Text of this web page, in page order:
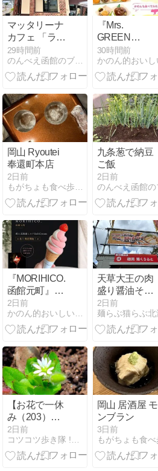
マッタリーナ
カフェ 「ラン
チDセット」
29時間前
『Mrs.
GREEN
APPLE×Mister
Donut』ミセ
スとミスドが
売の全4種類
「ミセスドー
ナツ」を食べ
てみた♪
30時間前
岡山 Ryoutei
奉還町本店
2日前
もがちょも食べ歩きde飲み歩き
九条葱で納豆
ご飯
2日前
『MORIHICO.
函館元町』8/1
発売！【苺と
北海道産ミル
クソフトクリ
アウト開始♪イ
ートイン限定
【苺サンデ
ー】も登場！
2日前
かのん的おいしい函館
天草大王の肉
盛り醤油そば
@麺房 鶏くら
ふと(大阪府)
2026ラーメン
メンショー
2026#9
2日前
【お花で一休
み（203）】
うんちくを知
って、ますま
す取り去るの
2日前
コツコツ歩き隊 !（はてな）
岡山 居酒屋 モ
ンブラン
3日前